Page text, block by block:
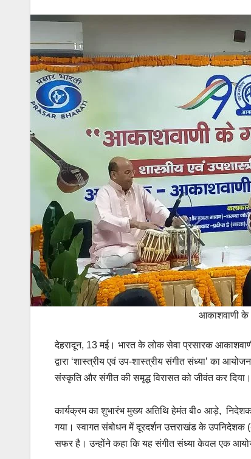
आकाशवाणी के
देहरादून, 13 मई। भारत के लोक सेवा प्रसारक
द्वारा ‘शास्त्रीय एवं उप-शास्त्रीय संगीत संध्या’ का
संस्कृति और संगीत की समृद्ध विरासत को जीवंत कर दिया।
कार्यक्रम का शुभारंभ मुख्य अतिथि हेमंत बी० आड़े, निदेशक,
गया। स्वागत संबोधन में दूरदर्शन उत्तराखंड के
सफर है। उन्होंने कहा कि यह संगीत संध्या केवल एक